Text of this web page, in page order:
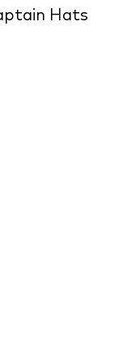
Hats